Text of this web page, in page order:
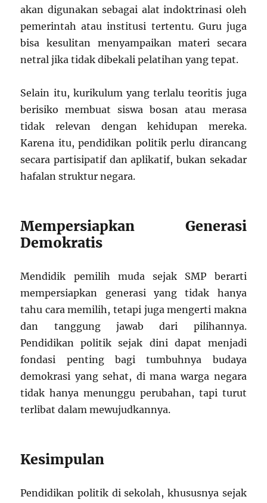
akan digunakan sebagai alat indoktrinasi oleh
pemerintah atau institusi tertentu. Guru juga
bisa kesulitan menyampaikan materi secara
netral jika tidak dibekali pelatihan yang tepat.
Selain itu, kurikulum yang terlalu teoritis juga
berisiko membuat siswa bosan atau merasa
tidak relevan dengan kehidupan mereka.
Karena itu, pendidikan politik perlu dirancang
secara partisipatif dan aplikatif, bukan sekadar
hafalan struktur negara.
Mempersiapkan Generasi
Demokratis
Mendidik pemilih muda sejak SMP berarti
mempersiapkan generasi yang tidak hanya
tahu cara memilih, tetapi juga mengerti makna
dan tanggung jawab dari pilihannya.
Pendidikan politik sejak dini dapat menjadi
fondasi penting bagi tumbuhnya budaya
demokrasi yang sehat, di mana warga negara
tidak hanya menunggu perubahan, tapi turut
terlibat dalam mewujudkannya.
Kesimpulan
Pendidikan politik di sekolah, khususnya sejak